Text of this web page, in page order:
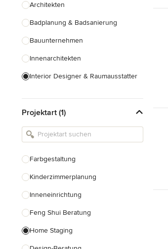
Architekten
Badplanung & Badsanierung
Bauunternehmen
Innenarchitekten
Interior Designer & Raumausstatter
Landschaftsarchitekten
Armaturen & Sanitärbedarf
Einbauschränke
Projektart (1)
Farbgestaltung
Kinderzimmerplanung
Inneneinrichtung
Feng Shui Beratung
Home Staging